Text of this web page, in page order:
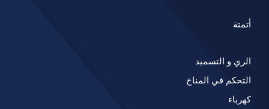
أتمتة
الري و التسميد
التحكم في المناخ
كهرباء